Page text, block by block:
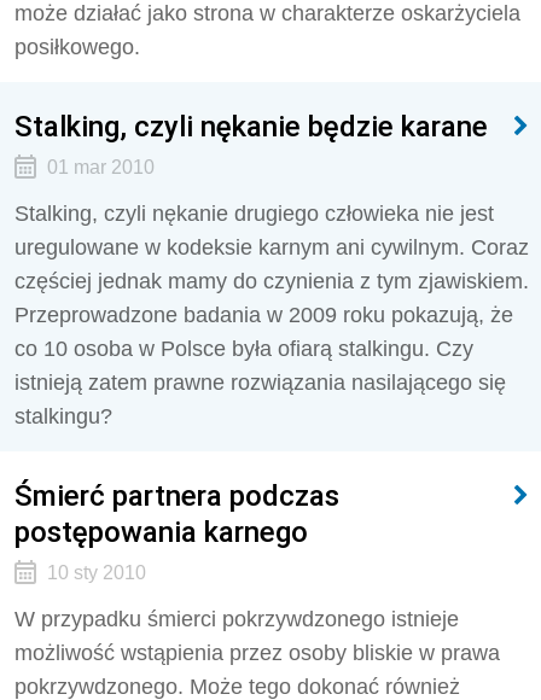
może działać jako strona w charakterze oskarżyciela
posiłkowego.
Stalking, czyli nękanie będzie karane
01 mar 2010
Stalking, czyli nękanie drugiego człowieka nie jest
uregulowane w kodeksie karnym ani cywilnym. Coraz
częściej jednak mamy do czynienia z tym zjawiskiem.
Przeprowadzone badania w 2009 roku pokazują, że
co 10 osoba w Polsce była ofiarą stalkingu. Czy
istnieją zatem prawne rozwiązania nasilającego się
stalkingu?
Śmierć partnera podczas
postępowania karnego
10 sty 2010
W przypadku śmierci pokrzywdzonego istnieje
możliwość wstąpienia przez osoby bliskie w prawa
pokrzywdzonego. Może tego dokonać również